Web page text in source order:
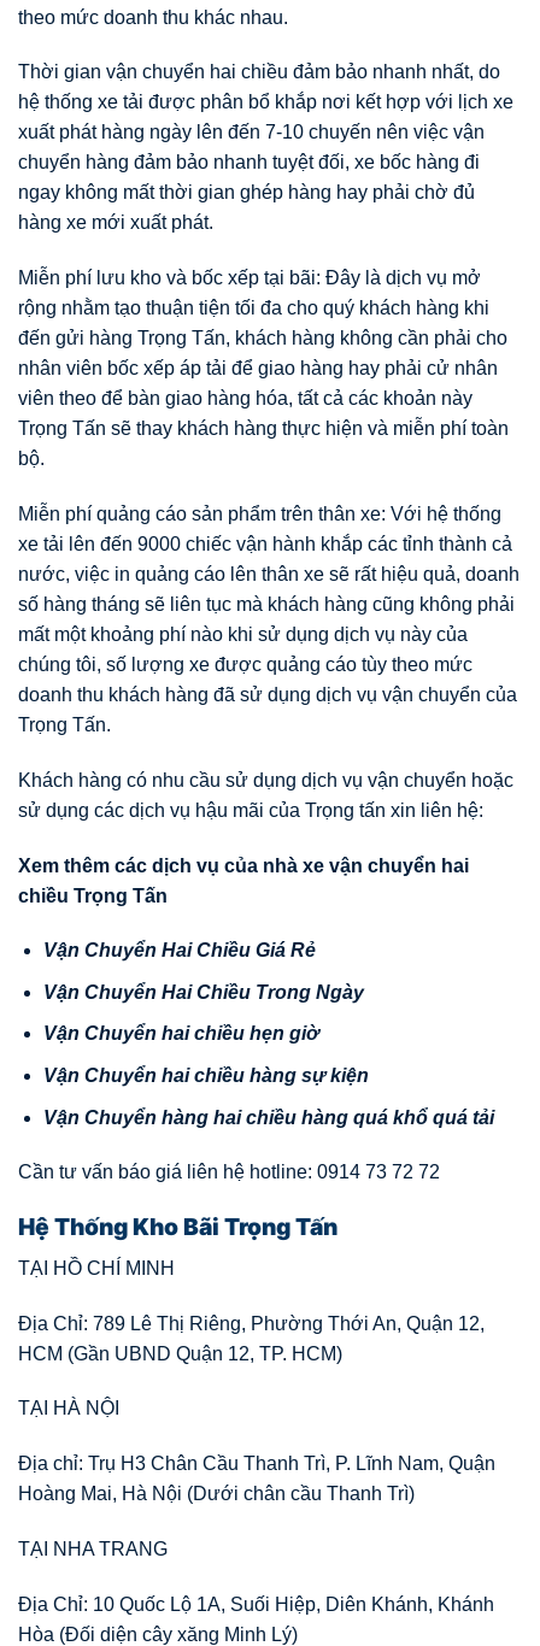
theo mức doanh thu khác nhau.
Thời gian vận chuyển hai chiều đảm bảo nhanh nhất, do
hệ thống xe tải được phân bổ khắp nơi kết hợp với lịch xe
xuất phát hàng ngày lên đến 7-10 chuyến nên việc vận
chuyển hàng đảm bảo nhanh tuyệt đối, xe bốc hàng đi
ngay không mất thời gian ghép hàng hay phải chờ đủ
hàng xe mới xuất phát.
Miễn phí lưu kho và bốc xếp tại bãi: Đây là dịch vụ mở
rộng nhằm tạo thuận tiện tối đa cho quý khách hàng khi
đến gửi hàng Trọng Tấn, khách hàng không cần phải cho
nhân viên bốc xếp áp tải để giao hàng hay phải cử nhân
viên theo để bàn giao hàng hóa, tất cả các khoản này
Trọng Tấn sẽ thay khách hàng thực hiện và miễn phí toàn
bộ.
Miễn phí quảng cáo sản phẩm trên thân xe: Với hệ thống
xe tải lên đến 9000 chiếc vận hành khắp các tỉnh thành cả
nước, việc in quảng cáo lên thân xe sẽ rất hiệu quả, doanh
số hàng tháng sẽ liên tục mà khách hàng cũng không phải
mất một khoảng phí nào khi sử dụng dịch vụ này của
chúng tôi, số lượng xe được quảng cáo tùy theo mức
doanh thu khách hàng đã sử dụng dịch vụ vận chuyển của
Trọng Tấn.
Khách hàng có nhu cầu sử dụng dịch vụ vận chuyển hoặc
sử dụng các dịch vụ hậu mãi của Trọng tấn xin liên hệ:
Xem thêm các d ịch vụ của nhà xe vận chuyển hai
chiều Trọng Tấn
Vận Chuyển Hai Chiều Giá Rẻ
Vận Chuyển Hai Chiều Trong Ngày
Vận Chuyển hai chiều hẹn giờ
Vận Chuyển hai chiều hàng sựkiện
Vận Chuyển hàng hai chiều hàng quá khổquá tải
Cần tư vấn báo giá liên hệ hotline: 0914 73 72 72
Hệ Thống Kho Bãi Trọng Tấn
TẠI HỒ CHÍ MINH
Địa Chỉ: 789 Lê Thị Riêng, Phường Thới An, Quận 12,
HCM (Gần UBND Quận 12, TP. HCM)
TẠI HÀ NỘI
Địa chỉ: Trụ H3 Chân Cầu Thanh Trì, P. Lĩnh Nam, Quận
Hoàng Mai, Hà Nội (Dưới chân cầu Thanh Trì)
TẠI NHA TRANG
Địa Chỉ: 10 Quốc Lộ 1A, Suối Hiệp, Diên Khánh, Khánh
Hòa (Đối diện cây xăng Minh Lý)